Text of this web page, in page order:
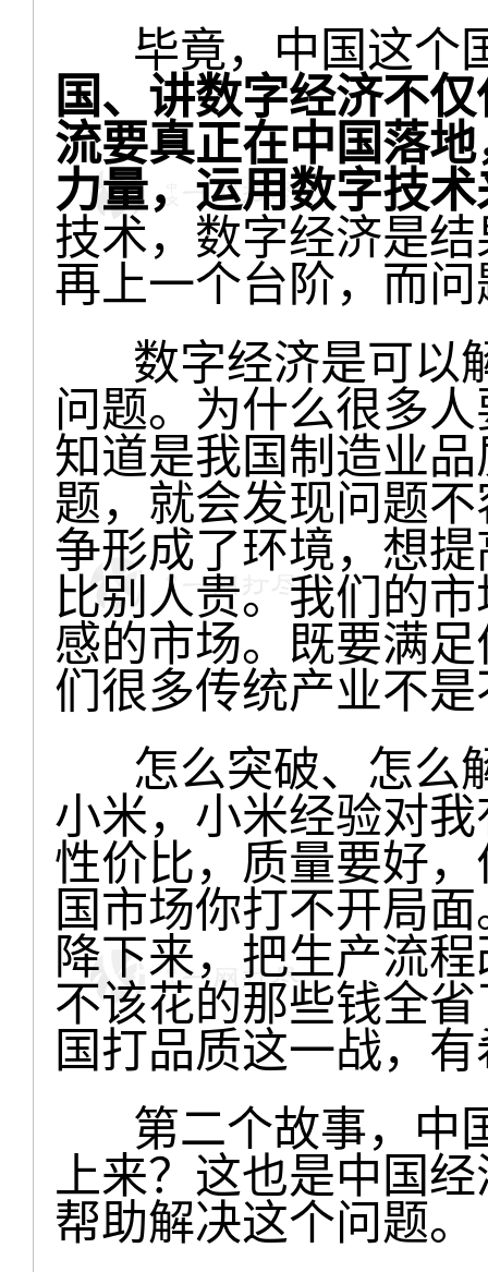
毕竟，中国这个
国、讲数字经济不
流要真正在中国落
力量，运用数字技
技术，数字经济是
再上一个台阶，而
数字经济是可以
问题。为什么很多
知道是我国制造业
题，就会发现问题
争形成了环境，想
比别人贵。我们的
感的市场。既要满
们很多传统产业不
怎么突破、怎么
小米，小米经验对
性价比，质量要好
国市场你打不开局
降下来，把生产流
不该花的那些钱全
国打品质这一战，
第二个故事，中
上来？这也是中国
帮助解决这个问题。